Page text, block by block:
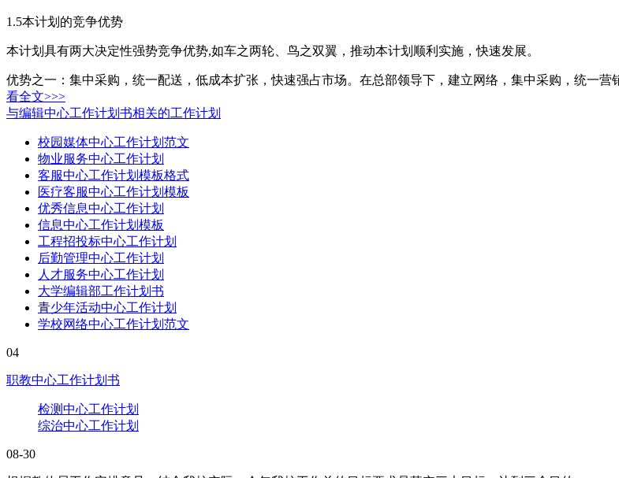
1.5本计划的竞争优势
本计划具有两大决定性强势竞争优势,如车之两轮、鸟之双翼，推动本计划顺利实施，快速发展。
优势之一：集中采购，统一配送，低成本扩张，快速强占市场。在总部领导下，建立网络，集中采购，统一
看全文>>>
与编辑中心工作计划书相关的工作计划
校园媒体中心工作计划范文
物业服务中心工作计划
客服中心工作计划模板格式
医疗客服中心工作计划模板
优秀信息中心工作计划
信息中心工作计划模板
工程招投标中心工作计划
后勤管理中心工作计划
人才服务中心工作计划
大学编辑部工作计划书
青少年活动中心工作计划
学校网络中心工作计划范文
04
职教中心工作计划书
检测中心工作计划
综治中心工作计划
08-30